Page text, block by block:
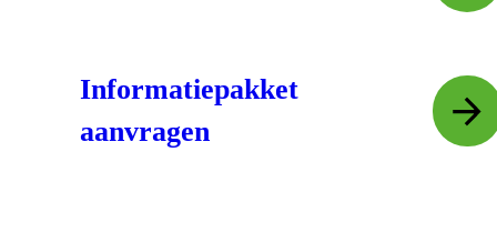
Informatiepakket
aanvragen